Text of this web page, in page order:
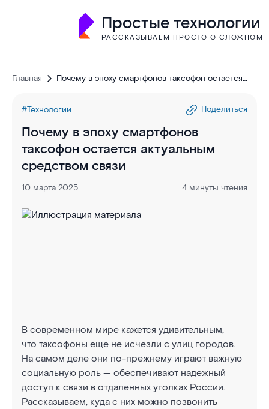
Простые технологии
РАССКАЗЫВАЕМ ПРОСТО О СЛОЖНОМ
Главная
Почему в эпоху смартфонов таксофон остается
#Технологии
Поделиться
Почему в эпоху смартфонов
таксофон остается актуальным
средством связи
10 марта 2025 4 минуты чтения
В современном мире кажется удивительным,
что таксофоны еще не исчезли с улиц городов.
На самом деле они по-прежнему играют важную
социальную роль — обеспечивают надежный
доступ к связи в отдаленных уголках России.
Рассказываем, куда с них можно позвонить